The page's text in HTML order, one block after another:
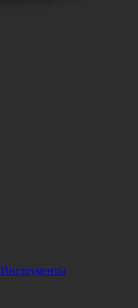
Инструменты